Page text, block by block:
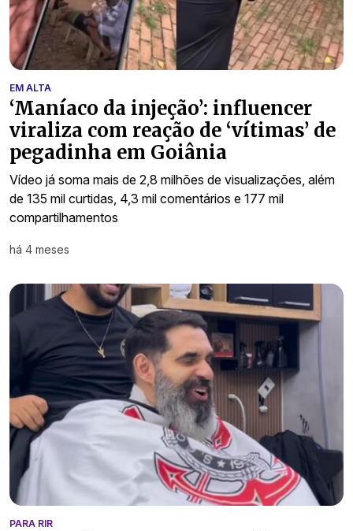
EM ALTA
‘Maníaco da injeção’: influencer
viraliza com reação de ‘vítimas’ de
pegadinha em Goiânia
Vídeo já soma mais de 2,8 milhões de visualizações, além
de 135 mil curtidas, 4,3 mil comentários e 177 mil
compartilhamentos
há 4 meses
PARA RIR